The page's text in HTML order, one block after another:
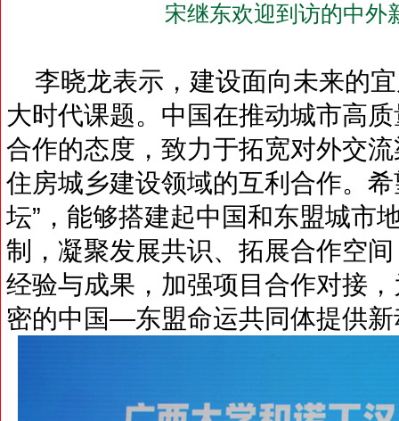
宋继东欢迎到访的中外
李晓龙表示，建设面向未来的
大时代课题。中国在推动城市高
合作的态度，致力于拓宽对外交
住房城乡建设领域的互利合作。
坛”，能够搭建起中国和东盟城市
制，凝聚发展共识、拓展合作空
经验与成果，加强项目合作对接
密的中国—东盟命运共同体提供